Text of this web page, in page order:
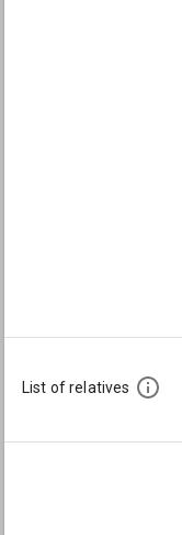
List of relatives